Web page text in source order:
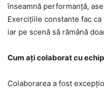
înseamnă performanță,
Exercițiile constante fac
iar pe scenă să rămână
Cum ați colaborat cu
Colaborarea a fost